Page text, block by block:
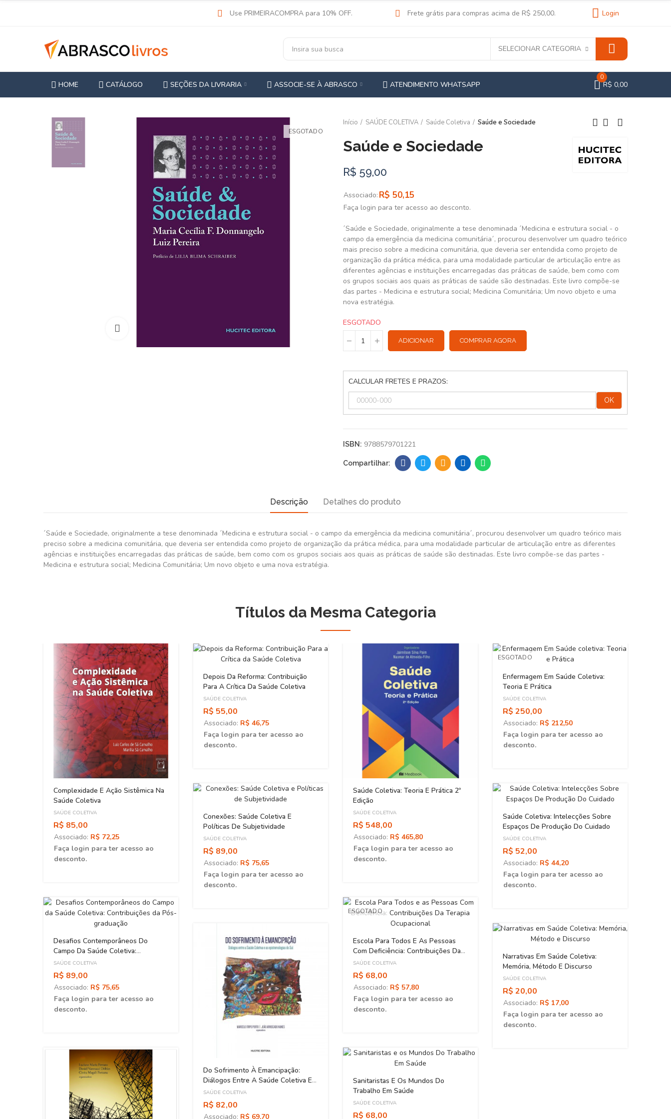
Use PRIMEIRACOMPRA para 10% OFF. Frete grátis para compras acima de R$ 250,00. Login
SELECIONAR CATEGORIA
HOME CATÁLOGO SEÇÕES DA LIVRARIA ASSOCIE-SE À ABRASCO ATENDIMENTO WHATSAPP
0
R$ 0,00
ESGOTADO
Início SAÚDE COLETIVA Saúde Coletiva Saúde e Sociedade
Saúde e Sociedade
R$ 59,00
Associado: R$ 50,15
Faça login para ter acesso ao desconto.
´Saúde e Sociedade, originalmente a tese denominada ´Medicina e estrutura social - o
campo da emergência da medicina comunitária´, procurou desenvolver um quadro teórico
mais preciso sobre a medicina comunitária, que deveria ser entendida como projeto de
organização da prática médica, para uma modalidade particular de articulação entre as
diferentes agências e instituições encarregadas das práticas de saúde, bem como com
os grupos sociais aos quais as práticas de saúde são destinadas. Este livro compõe-se
das partes - Medicina e estrutura social; Medicina Comunitária; Um novo objeto e uma
nova estratégia.
ESGOTADO
ADICIONAR COMPRAR AGORA
CALCULAR FRETES E PRAZOS:
OK
ISBN: 9788579701221
Descrição Detalhes do produto
´Saúde e Sociedade, originalmente a tese denominada ´Medicina e estrutura social - o campo da emergência da medicina comunitária´, procurou desenvolver um quadro teórico mais
preciso sobre a medicina comunitária, que deveria ser entendida como projeto de organização da prática médica, para uma modalidade particular de articulação entre as diferentes
agências e instituições encarregadas das práticas de saúde, bem como com os grupos sociais aos quais as práticas de saúde são destinadas. Este livro compõe-se das partes -
Medicina e estrutura social; Medicina Comunitária; Um novo objeto e uma nova estratégia.
Títulos da Mesma Categoria
Complexidade E Ação Sistêmica Na
Saúde Coletiva
SAÚDE COLETIVA
R$ 85,00
Associado: R$ 72,25
Faça login para ter acesso ao
desconto.
Desafios Contemporâneos Do
Campo Da Saúde Coletiva:
Contribuições Da Pós-Graduação
SAÚDE COLETIVA
R$ 89,00
Associado: R$ 75,65
Faça login para ter acesso ao
desconto.
Depois Da Reforma: Contribuição
Para A Crítica Da Saúde Coletiva
SAÚDE COLETIVA
R$ 55,00
Associado: R$ 46,75
Faça login para ter acesso ao
desconto.
Conexões: Saúde Coletiva E
Políticas De Subjetividade
SAÚDE COLETIVA
R$ 89,00
Associado: R$ 75,65
Faça login para ter acesso ao
desconto.
Do Sofrimento À Emancipação:
Diálogos Entre A Saúde Coletiva E
As Epistemologias Do Sul
SAÚDE COLETIVA
R$ 82,00
Associado: R$ 69,70
Saúde Coletiva: Teoria E Prática 2º
Edição
SAÚDE COLETIVA
R$ 548,00
Associado: R$ 465,80
Faça login para ter acesso ao
desconto.
ESGOTADO
Escola Para Todos E As Pessoas
Com Deficiência: Contribuições Da
Terapia Ocupacional
SAÚDE COLETIVA
R$ 68,00
Associado: R$ 57,80
Faça login para ter acesso ao
desconto.
Sanitaristas E Os Mundos Do
Trabalho Em Saúde
SAÚDE COLETIVA
R$ 68,00
ESGOTADO
Enfermagem Em Saúde Coletiva:
Teoria E Prática
SAÚDE COLETIVA
R$ 250,00
Associado: R$ 212,50
Faça login para ter acesso ao
desconto.
Saúde Coletiva: Intelecções Sobre
Espaços De Produção Do Cuidado
SAÚDE COLETIVA
R$ 52,00
Associado: R$ 44,20
Faça login para ter acesso ao
desconto.
Narrativas Em Saúde Coletiva:
Memória, Método E Discurso
SAÚDE COLETIVA
R$ 20,00
Associado: R$ 17,00
Faça login para ter acesso ao
desconto.